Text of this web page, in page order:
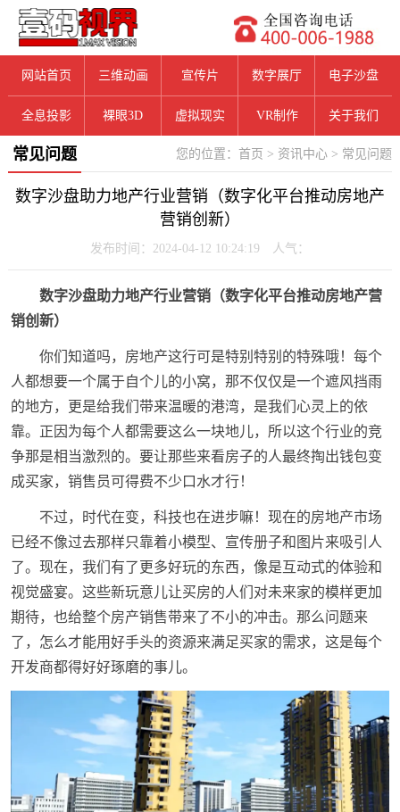
网站首页 三维动画 宣传片 数字展厅 电子沙盘
全息投影 裸眼3D 虚拟现实 VR制作 关于我们
您的位置： 首页 > 资讯中心 > 常见问题
常见问题
数字沙盘助力地产行业营销（数字化平台推动房地产
营销创新）
发布时间：2024-04-12 10:24:19 人气：
数字沙盘助力地产行业营销（数字化平台推动房地产营
销创新）
你们知道吗，房地产这行可是特别特别的特殊哦！每个
人都想要一个属于自个儿的小窝，那不仅仅是一个遮风挡雨
的地方，更是给我们带来温暖的港湾，是我们心灵上的依
靠。正因为每个人都需要这么一块地儿，所以这个行业的竞
争那是相当激烈的。要让那些来看房子的人最终掏出钱包变
成买家，销售员可得费不少口水才行！
不过，时代在变，科技也在进步嘛！现在的房地产市场
已经不像过去那样只靠着小模型、宣传册子和图片来吸引人
了。现在，我们有了更多好玩的东西，像是互动式的体验和
视觉盛宴。这些新玩意儿让买房的人们对未来家的模样更加
期待，也给整个房产销售带来了不小的冲击。那么问题来
了，怎么才能用好手头的资源来满足买家的需求，这是每个
开发商都得好好琢磨的事儿。